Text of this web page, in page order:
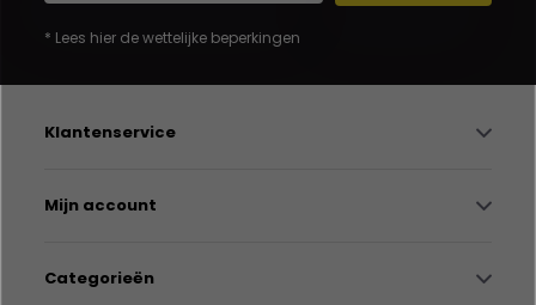
* Lees hier de wettelijke beperkingen
Klantenservice
Mijn account
Categorieën